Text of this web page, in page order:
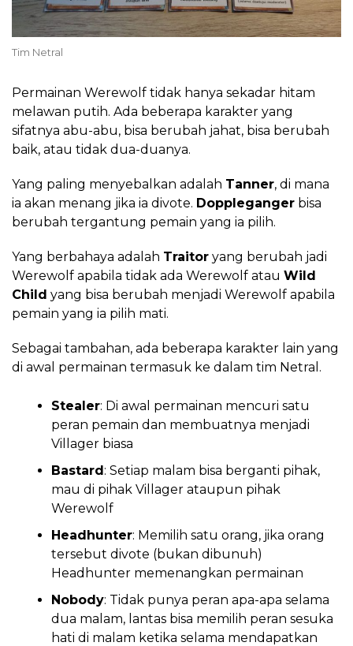
Tim Netral
Permainan Werewolf tidak hanya sekadar hitam
melawan putih. Ada beberapa karakter yang
sifatnya abu-abu, bisa berubah jahat, bisa berubah
baik, atau tidak dua-duanya.
Yang paling menyebalkan adalah Tanner, di mana
ia akan menang jika ia divote. Doppleganger bisa
berubah tergantung pemain yang ia pilih.
Yang berbahaya adalah Traitor yang berubah jadi
Werewolf apabila tidak ada Werewolf atau Wild
Child yang bisa berubah menjadi Werewolf apabila
pemain yang ia pilih mati.
Sebagai tambahan, ada beberapa karakter lain yang
di awal permainan termasuk ke dalam tim Netral.
Stealer: Di awal permainan mencuri satu
peran pemain dan membuatnya menjadi
Villager biasa
Bastard: Setiap malam bisa berganti pihak,
mau di pihak Villager ataupun pihak
Werewolf
Headhunter: Memilih satu orang, jika orang
tersebut divote (bukan dibunuh)
Headhunter memenangkan permainan
Nobody: Tidak punya peran apa-apa selama
dua malam, lantas bisa memilih peran sesuka
hati di malam ketika selama mendapatkan